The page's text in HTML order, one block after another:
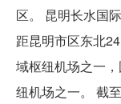
区。 昆明长水国
距昆明市区东北
域枢纽机场之一
纽机场之一。 截